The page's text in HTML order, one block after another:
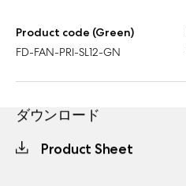
Product code (Green)
FD-FAN-PRI-SL12-GN
ダウンロード
Product Sheet